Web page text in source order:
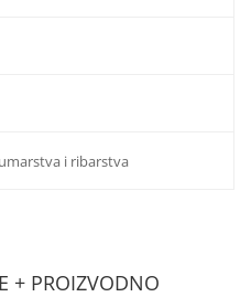
i ribarstva
+ PROIZVODNO